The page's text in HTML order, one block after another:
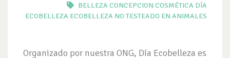
BELLEZA CONCEPCION COSMÉTICA DÍA
ECOBELLEZA ECOBELLEZA NO TESTEADO EN ANIMALES
Organizado por nuestra ONG, Día Ecobelleza es